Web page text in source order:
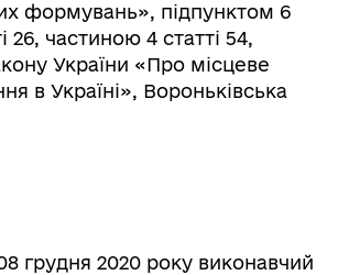
формувань», підпунктом 6
26, частиною 4 статті 54,
України «Про місцеве
в Україні», Вороньківська
грудня 2020 року виконавчий